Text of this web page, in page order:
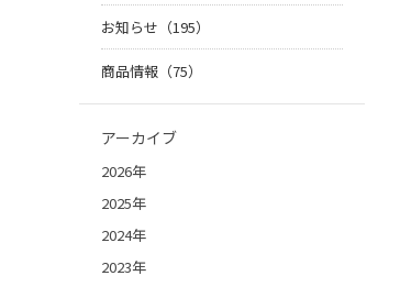
お知らせ（195）
商品情報（75）
アーカイブ
2026年
2025年
2024年
2023年